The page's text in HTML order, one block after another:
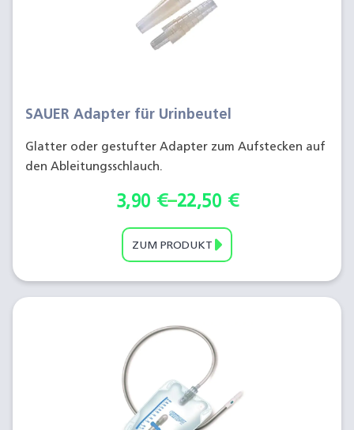
SAUER Adapter für Urinbeutel
Glatter oder gestufter Adapter zum Aufstecken auf
den Ableitungsschlauch.
3,90 €–22,50 €
ZUM PRODUKT